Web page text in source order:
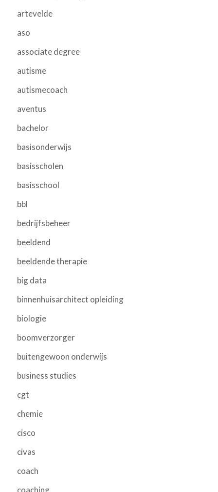
artevelde
aso
associate degree
autisme
autismecoach
aventus
bachelor
basisonderwijs
basisscholen
basisschool
bbl
bedrijfsbeheer
beeldend
beeldende therapie
big data
binnenhuisarchitect opleiding
biologie
boomverzorger
buitengewoon onderwijs
business studies
cgt
chemie
cisco
civas
coach
coaching